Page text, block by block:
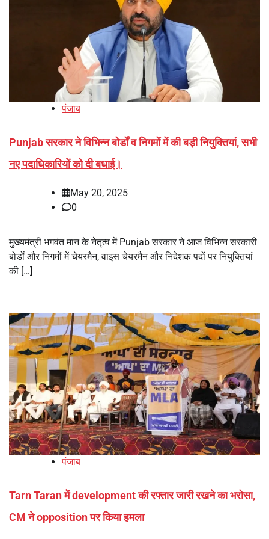
पंजाब
Punjab सरकार ने विभिन्न बोर्डों व निगमों में की बड़ी नियुक्तियां, सभी
नए पदाधिकारियों को दी बधाई।
May 20, 2025
0
मुख्यमंत्री भगवंत मान के नेतृत्व में Punjab सरकार ने आज विभिन्न सरकारी
बोर्डों और निगमों में चेयरमैन, वाइस चेयरमैन और निदेशक पदों पर नियुक्तियां
की […]
पंजाब
Tarn Taran में development की रफ्तार जारी रखने का भरोसा,
CM ने opposition पर किया हमला